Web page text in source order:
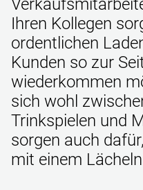
Ihren Kollegen
ordentlichen
Kunden so zur
wiederkommen
sich wohl
Trinkspielen und
sorgen auch
mit einem